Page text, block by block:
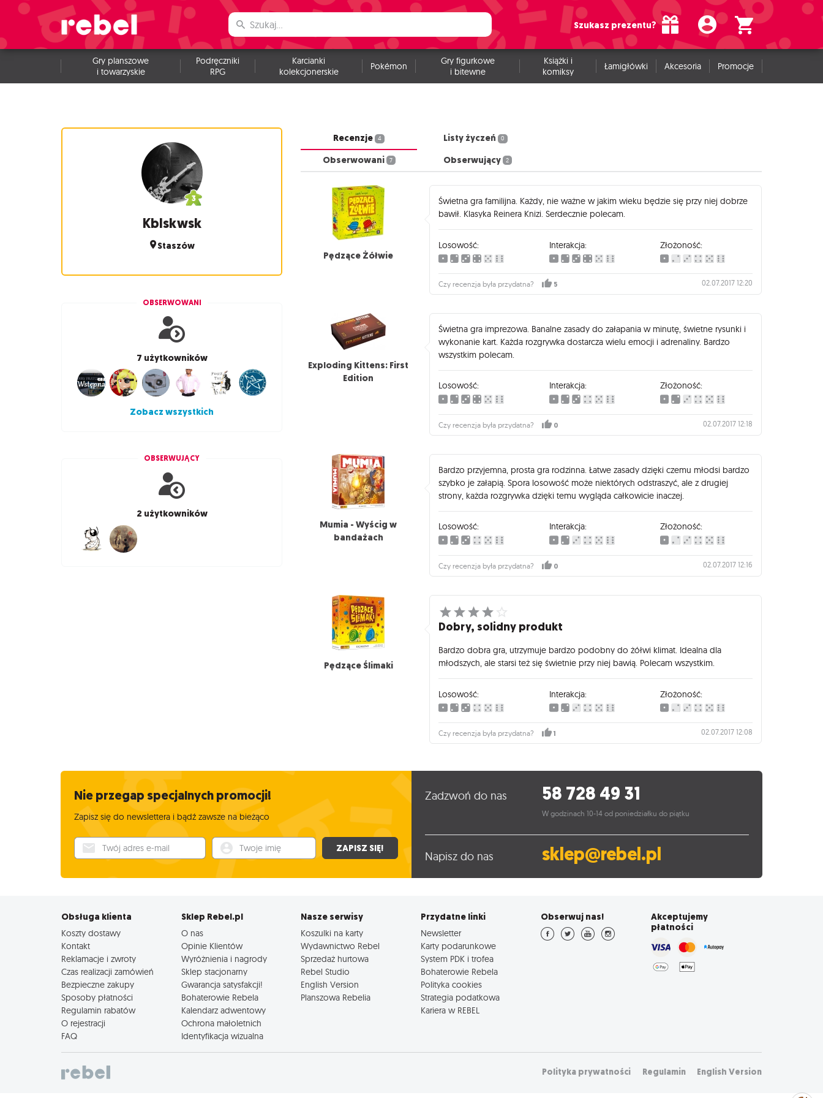
Szukasz prezentu?
Gry planszowe
i towarzyskie
Podręczniki
RPG
Karcianki
kolekcjonerskie
Pokémon
Gry figurkowe
i bitewne
Książki i
komiksy
Łamigłówki Akcesoria Promocje
Kblskwsk
Staszów
OBSERWOWANI
7 użytkowników
Zobacz wszystkich
OBSERWUJĄCY
2 użytkowników
Recenzje 4 Listy życzeń 0
Obserwowani 7 Obserwujący 2
Pędzące Żółwie
Świetna gra familijna. Każdy, nie ważne w jakim wieku będzie się przy niej dobrze
bawił. Klasyka Reinera Knizi. Serdecznie polecam.
Losowość: Interakcja: Złożoność:
Czy recenzja była przydatna? 5 02.07.2017 12:20
Exploding Kittens: First
Edition
Świetna gra imprezowa. Banalne zasady do załapania w minutę, świetne rysunki i
wykonanie kart. Każda rozgrywka dostarcza wielu emocji i adrenaliny. Bardzo
wszystkim polecam.
Losowość: Interakcja: Złożoność:
Czy recenzja była przydatna? 0 02.07.2017 12:18
Mumia - Wyścig w
bandażach
Bardzo przyjemna, prosta gra rodzinna. Łatwe zasady dzięki czemu młodsi bardzo
szybko je załapią. Spora losowość może niektórych odstraszyć, ale z drugiej
strony, każda rozgrywka dzięki temu wygląda całkowicie inaczej.
Losowość: Interakcja: Złożoność:
Czy recenzja była przydatna? 0 02.07.2017 12:16
Pędzące Ślimaki
Dobry, solidny produkt
Bardzo dobra gra, utrzymuje bardzo podobny do żółwi klimat. Idealna dla
młodszych, ale starsi też się świetnie przy niej bawią. Polecam wszystkim.
Losowość: Interakcja: Złożoność:
Czy recenzja była przydatna? 1 02.07.2017 12:08
Nie przegap specjalnych promocji!
Zapisz się do newslettera i bądź zawsze na bieżąco
Twój adres e-mail Twoje imię ZAPISZ SIĘ!
Zadzwoń do nas 58 728 49 31
W godzinach 10-14 od poniedziałku do piątku
Napisz do nas sklep@rebel.pl
Obsługa klienta
Koszty dostawy
Kontakt
Reklamacje i zwroty
Czas realizacji zamówień
Bezpieczne zakupy
Sposoby płatności
Regulamin rabatów
O rejestracji
FAQ
Sklep Rebel.pl
O nas
Opinie Klientów
Wyróżnienia i nagrody
Sklep stacjonarny
Gwarancja satysfakcji!
Bohaterowie Rebela
Kalendarz adwentowy
Ochrona małoletnich
Identyfikacja wizualna
Nasze serwisy
Koszulki na karty
Wydawnictwo Rebel
Sprzedaż hurtowa
Rebel Studio
English Version
Planszowa Rebelia
Przydatne linki
Newsletter
Karty podarunkowe
System PDK i trofea
Bohaterowie Rebela
Polityka cookies
Strategia podatkowa
Kariera w REBEL
Obserwuj nas!
Akceptujemy
płatności
Polityka prywatności Regulamin English Version